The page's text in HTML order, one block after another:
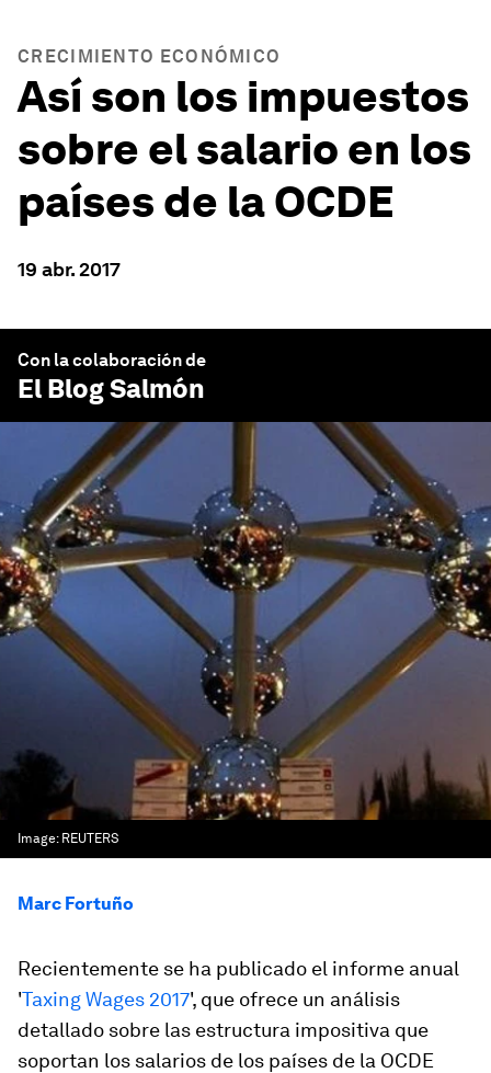
CRECIMIENTO ECONÓMICO
Así son los impuestos
sobre el salario en los
países de la OCDE
19 abr. 2017
Con la colaboración de
El Blog Salmón
Image: REUTERS
Marc Fortuño
Recientemente se ha publicado el informe anual
'Taxing Wages 2017', que ofrece un análisis
detallado sobre las estructura impositiva que
soportan los salarios de los países de la OCDE